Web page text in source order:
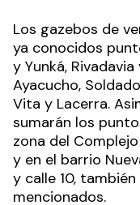
Los gazebos de
ya conocidos
y Yunká,
Ayacucho,
Vita y Lacerra.
sumarán los
zona del
y en el barrio
y calle 10,
mencionados.